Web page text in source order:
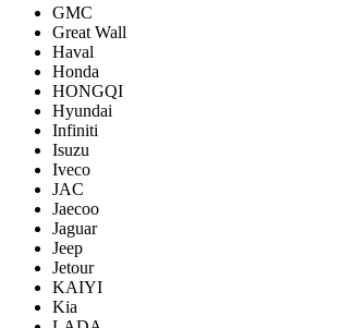
GMC
Great Wall
Haval
Honda
HONGQI
Hyundai
Infiniti
Isuzu
Iveco
JAC
Jaecoo
Jaguar
Jeep
Jetour
KAIYI
Kia